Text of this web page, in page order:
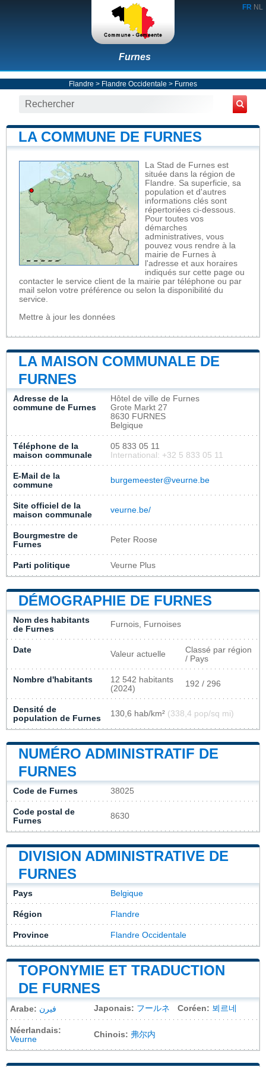
FR NL
Furnes
Flandre > Flandre Occidentale > Furnes
LA COMMUNE DE FURNES
La Stad de Furnes est
située dans la région de
Flandre. Sa superficie, sa
population et d'autres
informations clés sont
répertoriées ci-dessous.
Pour toutes vos
démarches
administratives, vous
pouvez vous rendre à la
mairie de Furnes à
l'adresse et aux horaires
indiqués sur cette page ou
contacter le service client de la mairie par téléphone ou par
mail selon votre préférence ou selon la disponibilité du
service.
Mettre à jour les données
LA MAISON COMMUNALE DE
FURNES
Adresse de la
commune de Furnes
Hôtel de ville de Furnes
Grote Markt 27
8630 FURNES
Belgique
Téléphone de la
maison communale
05 833 05 11
International: +32 5 833 05 11
E-Mail de la
commune
burgemeester@veurne.be
Site officiel de la
maison communale
veurne.be/
Bourgmestre de
Furnes
Peter Roose
Parti politique Veurne Plus
DÉMOGRAPHIE DE FURNES
Nom des habitants
de Furnes
Furnois, Furnoises
Date Valeur actuelle
Classé par région
/ Pays
Nombre d'habitants
12 542 habitants
(2024)
192 / 296
Densité de
population de Furnes
130,6 hab/km² (338,4 pop/sq mi)
NUMÉRO ADMINISTRATIF DE
FURNES
Code de Furnes 38025
Code postal de
Furnes
8630
DIVISION ADMINISTRATIVE DE
FURNES
Pays Belgique
Région Flandre
Province Flandre Occidentale
TOPONYMIE ET TRADUCTION
DE FURNES
Arabe: فيرن Japonais: フールネ Coréen: 뵈르네
Néerlandais:
Veurne
Chinois: 弗尔内